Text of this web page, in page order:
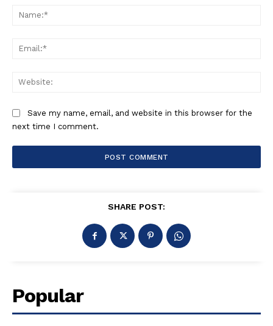
Save my name, email, and website in this browser for the
next time I comment.
SHARE POST:
Popular